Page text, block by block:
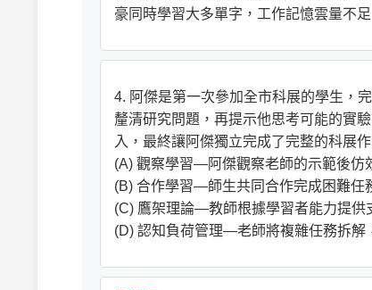
豪同時學習大多單字，工作記憶雲量不足
4. 阿傑是第一次參加全市科展的學生，
釐清研究問題，再提示他思考可能的實
入，最終讓阿傑獨立完成了完整的科展
(A) 觀察學習—阿傑觀察老師的示範後仿
(B) 合作學習—師生共同合作完成困難任
(C) 鷹架理論—教師根據學習者能力提供
(D) 認知負荷管理—老師將複雜任務拆解